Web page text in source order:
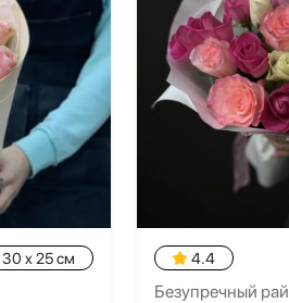
30 x 25 см 4.4
Безупречный рай